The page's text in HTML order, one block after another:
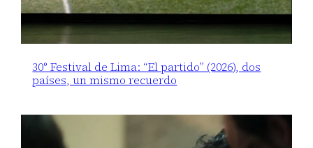
30° Festival de Lima: “El partido” (2026), dos
países, un mismo recuerdo